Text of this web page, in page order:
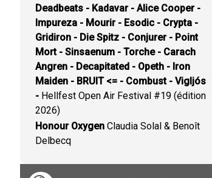
Deadbeats - Kadavar - Alice Cooper -
Impureza - Mourir - Esodic - Crypta -
Gridiron - Die Spitz - Conjurer - Point
Mort - Sinsaenum - Torche - Carach
Angren - Decapitated - Opeth - Iron
Maiden - BRUIT <= - Combust - Vigljós
- Hellfest Open Air Festival #19 (édition
2026)
Honour Oxygen Claudia Solal & Benoît
Delbecq